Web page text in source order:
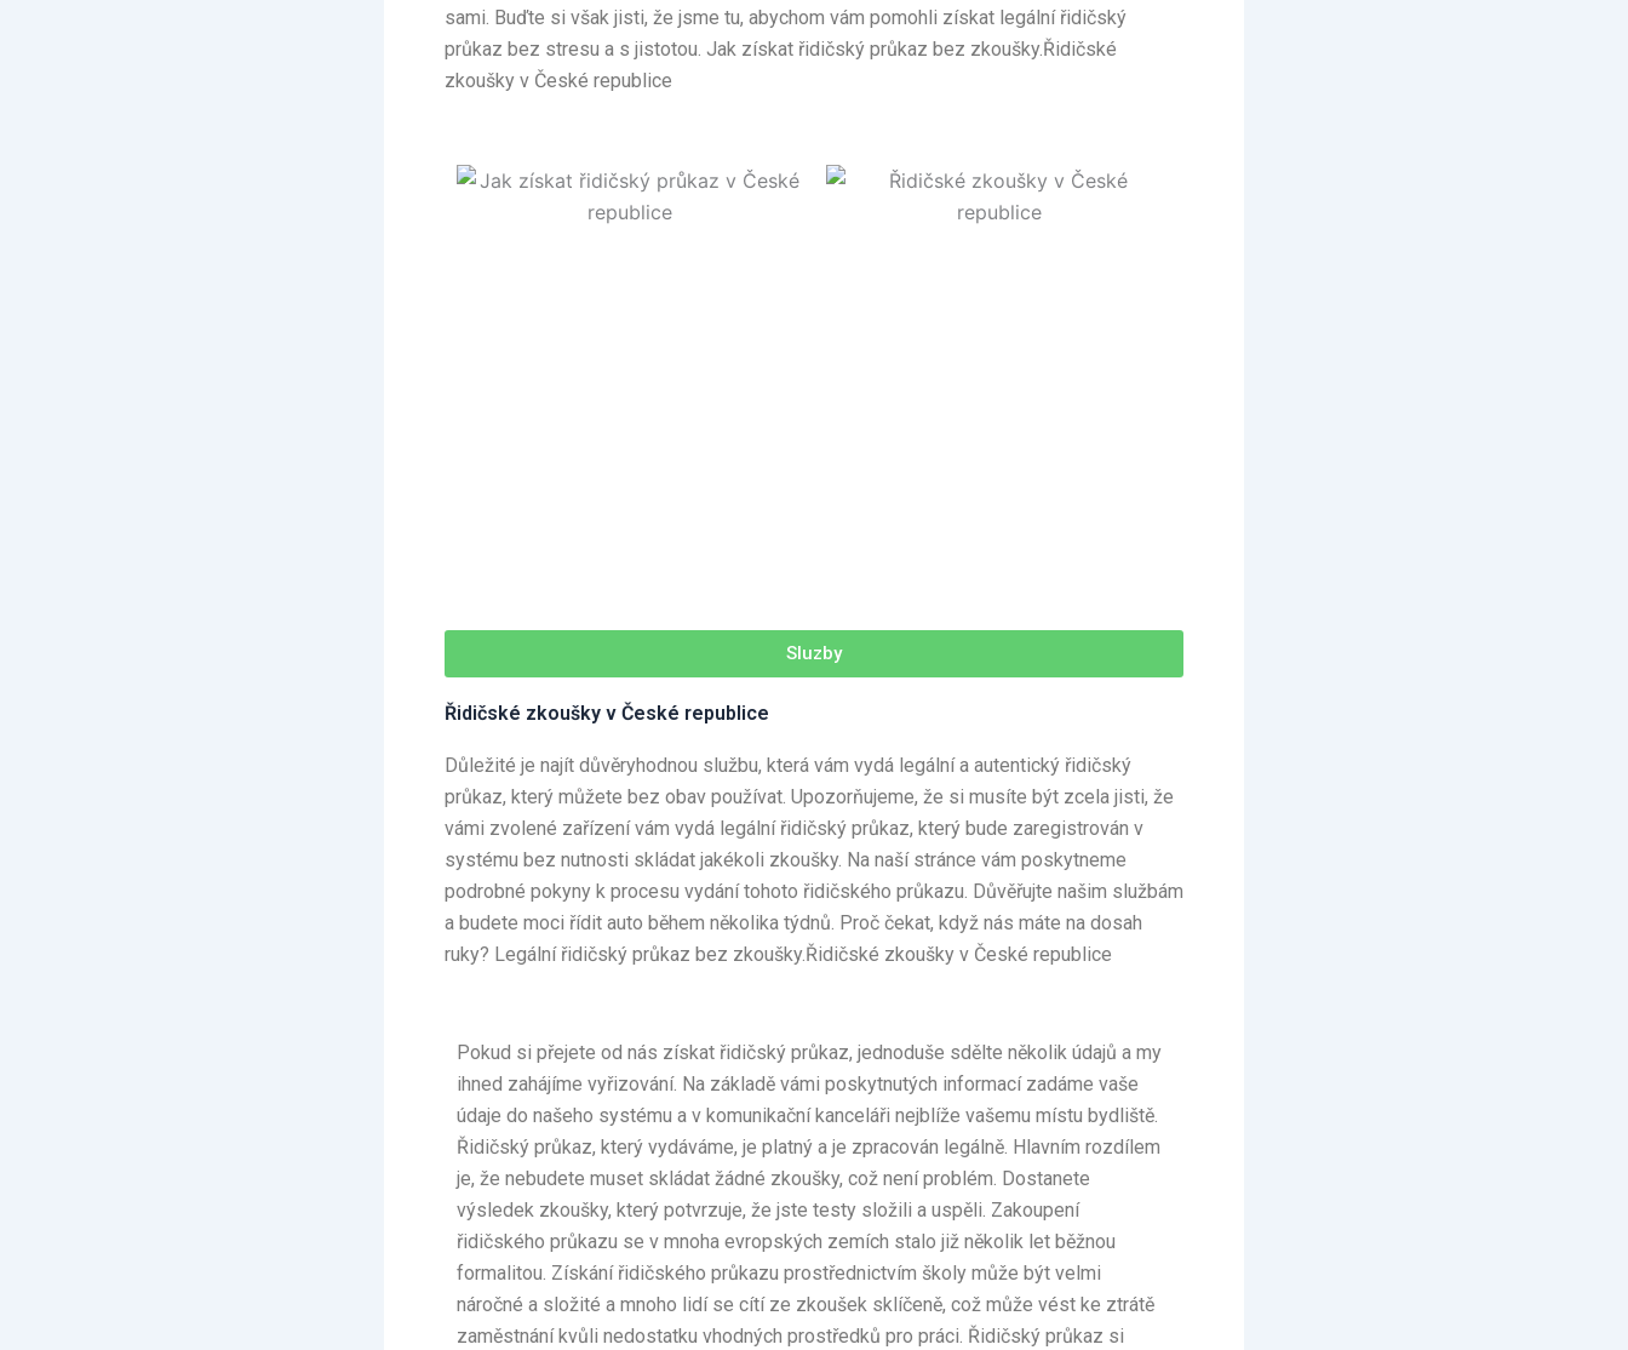
sami. Buďte si však jisti, že jsme tu, abychom vám pomohli získat legální řidičský
průkaz bez stresu a s jistotou. Jak získat řidičský průkaz bez zkoušky.Řidičské
zkoušky v České republice
Sluzby
Řidičské zkoušky v České republice
Důležité je najít důvěryhodnou službu, která vám vydá legální a autentický řidičský
průkaz, který můžete bez obav používat. Upozorňujeme, že si musíte být zcela jisti, že
vámi zvolené zařízení vám vydá legální řidičský průkaz, který bude zaregistrován v
systému bez nutnosti skládat jakékoli zkoušky. Na naší stránce vám poskytneme
podrobné pokyny k procesu vydání tohoto řidičského průkazu. Důvěřujte našim službám
a budete moci řídit auto během několika týdnů. Proč čekat, když nás máte na dosah
ruky? Legální řidičský průkaz bez zkoušky.Řidičské zkoušky v České republice
Pokud si přejete od nás získat řidičský průkaz, jednoduše sdělte několik údajů a my
ihned zahájíme vyřizování. Na základě vámi poskytnutých informací zadáme vaše
údaje do našeho systému a v komunikační kanceláři nejblíže vašemu místu bydliště.
Řidičský průkaz, který vydáváme, je platný a je zpracován legálně. Hlavním rozdílem
je, že nebudete muset skládat žádné zkoušky, což není problém. Dostanete
výsledek zkoušky, který potvrzuje, že jste testy složili a uspěli. Zakoupení
řidičského průkazu se v mnoha evropských zemích stalo již několik let běžnou
formalitou. Získání řidičského průkazu prostřednictvím školy může být velmi
náročné a složité a mnoho lidí se cítí ze zkoušek sklíčeně, což může vést ke ztrátě
zaměstnání kvůli nedostatku vhodných prostředků pro práci. Řidičský průkaz si